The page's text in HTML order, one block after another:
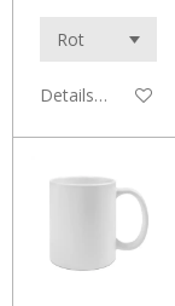
Details anzeigen